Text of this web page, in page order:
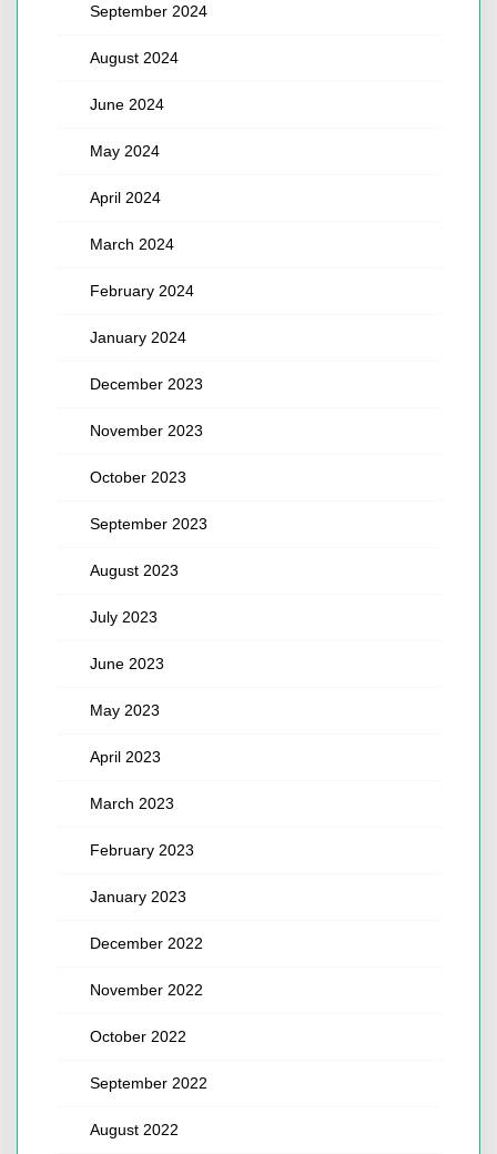
September 2024
August 2024
June 2024
May 2024
April 2024
March 2024
February 2024
January 2024
December 2023
November 2023
October 2023
September 2023
August 2023
July 2023
June 2023
May 2023
April 2023
March 2023
February 2023
January 2023
December 2022
November 2022
October 2022
September 2022
August 2022